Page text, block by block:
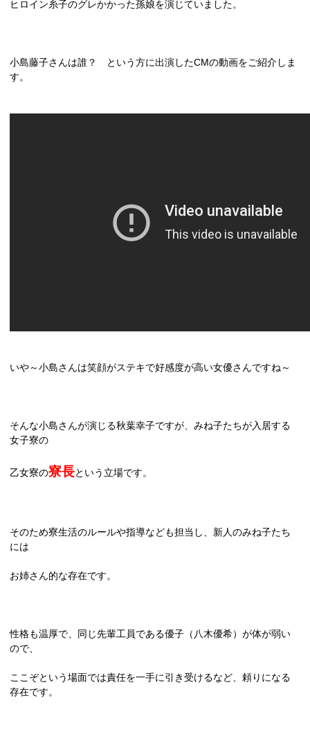
ヒロイン糸子のグレかかった孫娘を演じていました。
小島藤子さんは誰？ という方に出演したCMの動画をご紹介しま
す。
いや～小島さんは笑顔がステキで好感度が高い女優さんですね～
そんな小島さんが演じる秋葉幸子ですが、みね子たちが入居する
女子寮の
乙女寮の寮長という立場です。
そのため寮生活のルールや指導なども担当し、新人のみね子たち
には
お姉さん的な存在です。
性格も温厚で、同じ先輩工員である優子（八木優希）が体が弱い
ので、
ここぞという場面では責任を一手に引き受けるなど、頼りになる
存在です。